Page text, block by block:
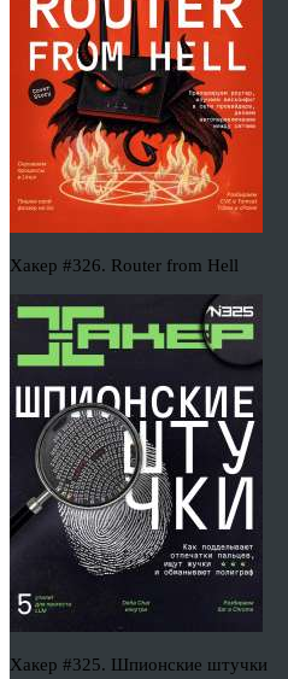
Хакер #326. Router from Hell
Хакер #325. Шпионские штучки